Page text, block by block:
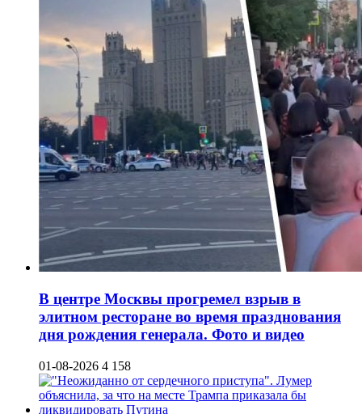
В центре Москвы прогремел взрыв в
элитном ресторане во время празднования
дня рождения генерала. Фото и видео
01-08-2026 4 158